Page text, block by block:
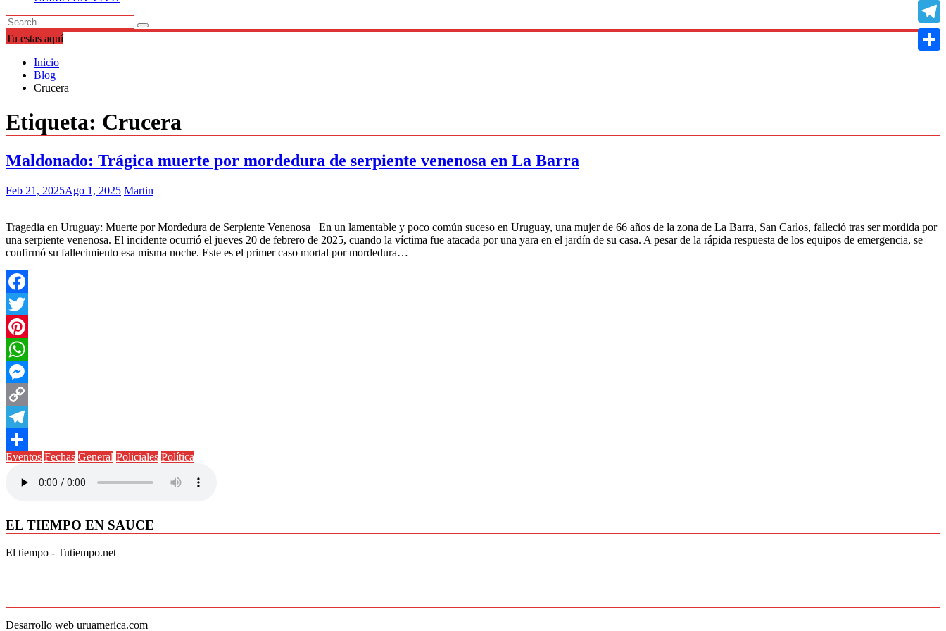
Tu estas aquí
Inicio
Blog
Crucera
Etiqueta: Crucera
Maldonado: Trágica muerte por mordedura de serpiente venenosa en La Barra
Feb 21, 2025Ago 1, 2025 Martin
Tragedia en Uruguay: Muerte por Mordedura de Serpiente Venenosa En un lamentable y poco común suceso en Uruguay, una mujer de 66 años de la zona de La Barra, San Carlos, falleció tras ser mordida por
una serpiente venenosa. El incidente ocurrió el jueves 20 de febrero de 2025, cuando la víctima fue atacada por una yara en el jardín de su casa. A pesar de la rápida respuesta de los equipos de emergencia, se
confirmó su fallecimiento esa misma noche. Este es el primer caso mortal por mordedura…
Facebook
Twitter
Pinterest
WhatsApp
Messenger
Copy
Link
Telegram
Compartir
Eventos Fechas General Policiales Política
EL TIEMPO EN SAUCE
El tiempo - Tutiempo.net
Desarrollo web uruamerica.com
Copy
Link